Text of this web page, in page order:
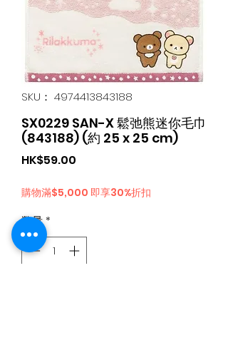
SKU： 4974413843188
SX0229 SAN-X 鬆弛熊迷你毛巾
(843188) (約 25 x 25 cm)
HK$59.00
購物滿$5,000 即享30%折扣
数量*